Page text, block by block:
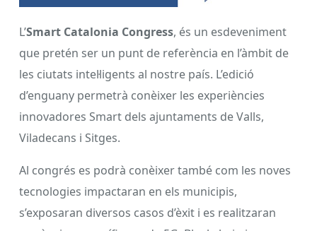
L’Smart Catalonia Congress, és un esdeveniment
que pretén ser un punt de referència en l’àmbit de
les ciutats intel·ligents al nostre país. L’edició
d’enguany permetrà conèixer les experiències
innovadores Smart dels ajuntaments de Valls,
Viladecans i Sitges.
Al congrés es podrà conèixer també com les noves
tecnologies impactaran en els municipis,
s’exposaran diversos casos d’èxit i es realitzaran